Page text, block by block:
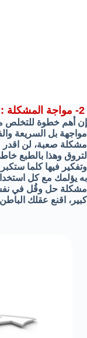
2- مواجة المشكلة :
إن أهم خطوة للتخلص
مواجهة بل السريعة
مشكلة صعبة، لن اقدر
لتروق وهذا بالطبع
وتفكير فيها كلما
به يؤلمك مع كل
مشكلة حل وقُل في
كبير، اقنع عقلك